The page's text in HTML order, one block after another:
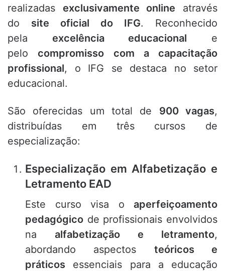
realizadas exclusivamente online através
do site oficial do IFG. Reconhecido
pela excelência educacional e
pelocompromisso com a capacitação
profissional, o IFG se destaca no setor
educacional.
São oferecidas um total de 900 vagas,
distribuídas em três cursos de
especialização:
Especialização em Alfabetização e
Letramento EAD
Este curso visa o aperfeiçoamento
pedagógico de profissionais envolvidos
na alfabetização e letramento,
abordando aspectos teóricos e
práticos essenciais para a educação